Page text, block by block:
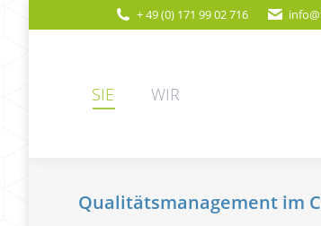
+ 49 (0) 171 99 02 716
SIE WIR
Qualitätsmanagement im